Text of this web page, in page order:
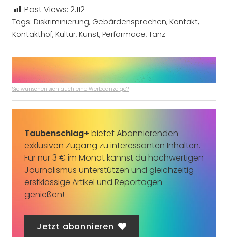
Post Views: 2.112
Tags: Diskriminierung, Gebärdensprachen, Kontakt,
Kontakthof, Kultur, Kunst, Performace, Tanz
Sie wünschen sich auch eine Werbeanzeige?
Taubenschlag+ bietet Abonnierenden
exklusiven Zugang zu interessanten Inhalten.
Für nur 3 € im Monat kannst du hochwertigen
Journalismus unterstützen und gleichzeitig
erstklassige Artikel und Reportagen
genießen!
Jetzt abonnieren